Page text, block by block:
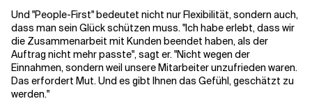
Und "People-First" bedeutet nicht nur Flexibilität, sondern auch,
dass man sein Glück schützen muss. "Ich habe erlebt, dass wir
die Zusammenarbeit mit Kunden beendet haben, als der
Auftrag nicht mehr passte", sagt er. "Nicht wegen der
Einnahmen, sondern weil unsere Mitarbeiter unzufrieden waren.
Das erfordert Mut. Und es gibt Ihnen das Gefühl, geschätzt zu
werden."